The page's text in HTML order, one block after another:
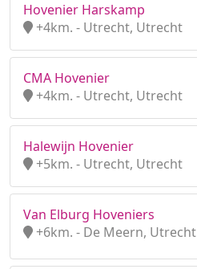
Hovenier Harskamp
+4km. - Utrecht, Utrecht
CMA Hovenier
+4km. - Utrecht, Utrecht
Halewijn Hovenier
+5km. - Utrecht, Utrecht
Van Elburg Hoveniers
+6km. - De Meern, Utrecht